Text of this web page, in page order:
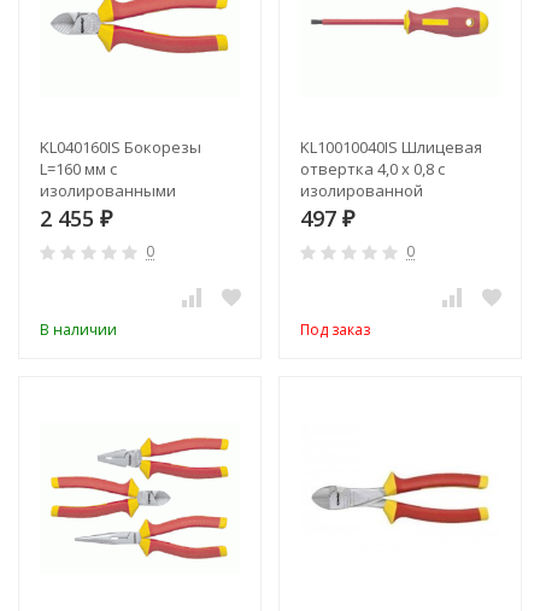
KL040160IS Бокорезы
L=160 мм с
изолированными
рукоятками (VDE до
2 455 ₽
0
В наличии
KL10010040IS Шлицевая
отвертка 4,0 х 0,8 с
изолированной
рукояткой (VDE до 1000В)
497 ₽
0
Под заказ